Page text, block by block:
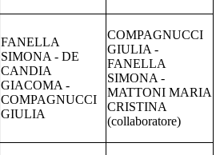
FANELLA
SIMONA - DE
CANDIA
GIACOMA -
COMPAGNUCCI
GIULIA
COMPAGNUCCI
GIULIA -
FANELLA
SIMONA -
MATTONI MARIA
CRISTINA
(collaboratore)